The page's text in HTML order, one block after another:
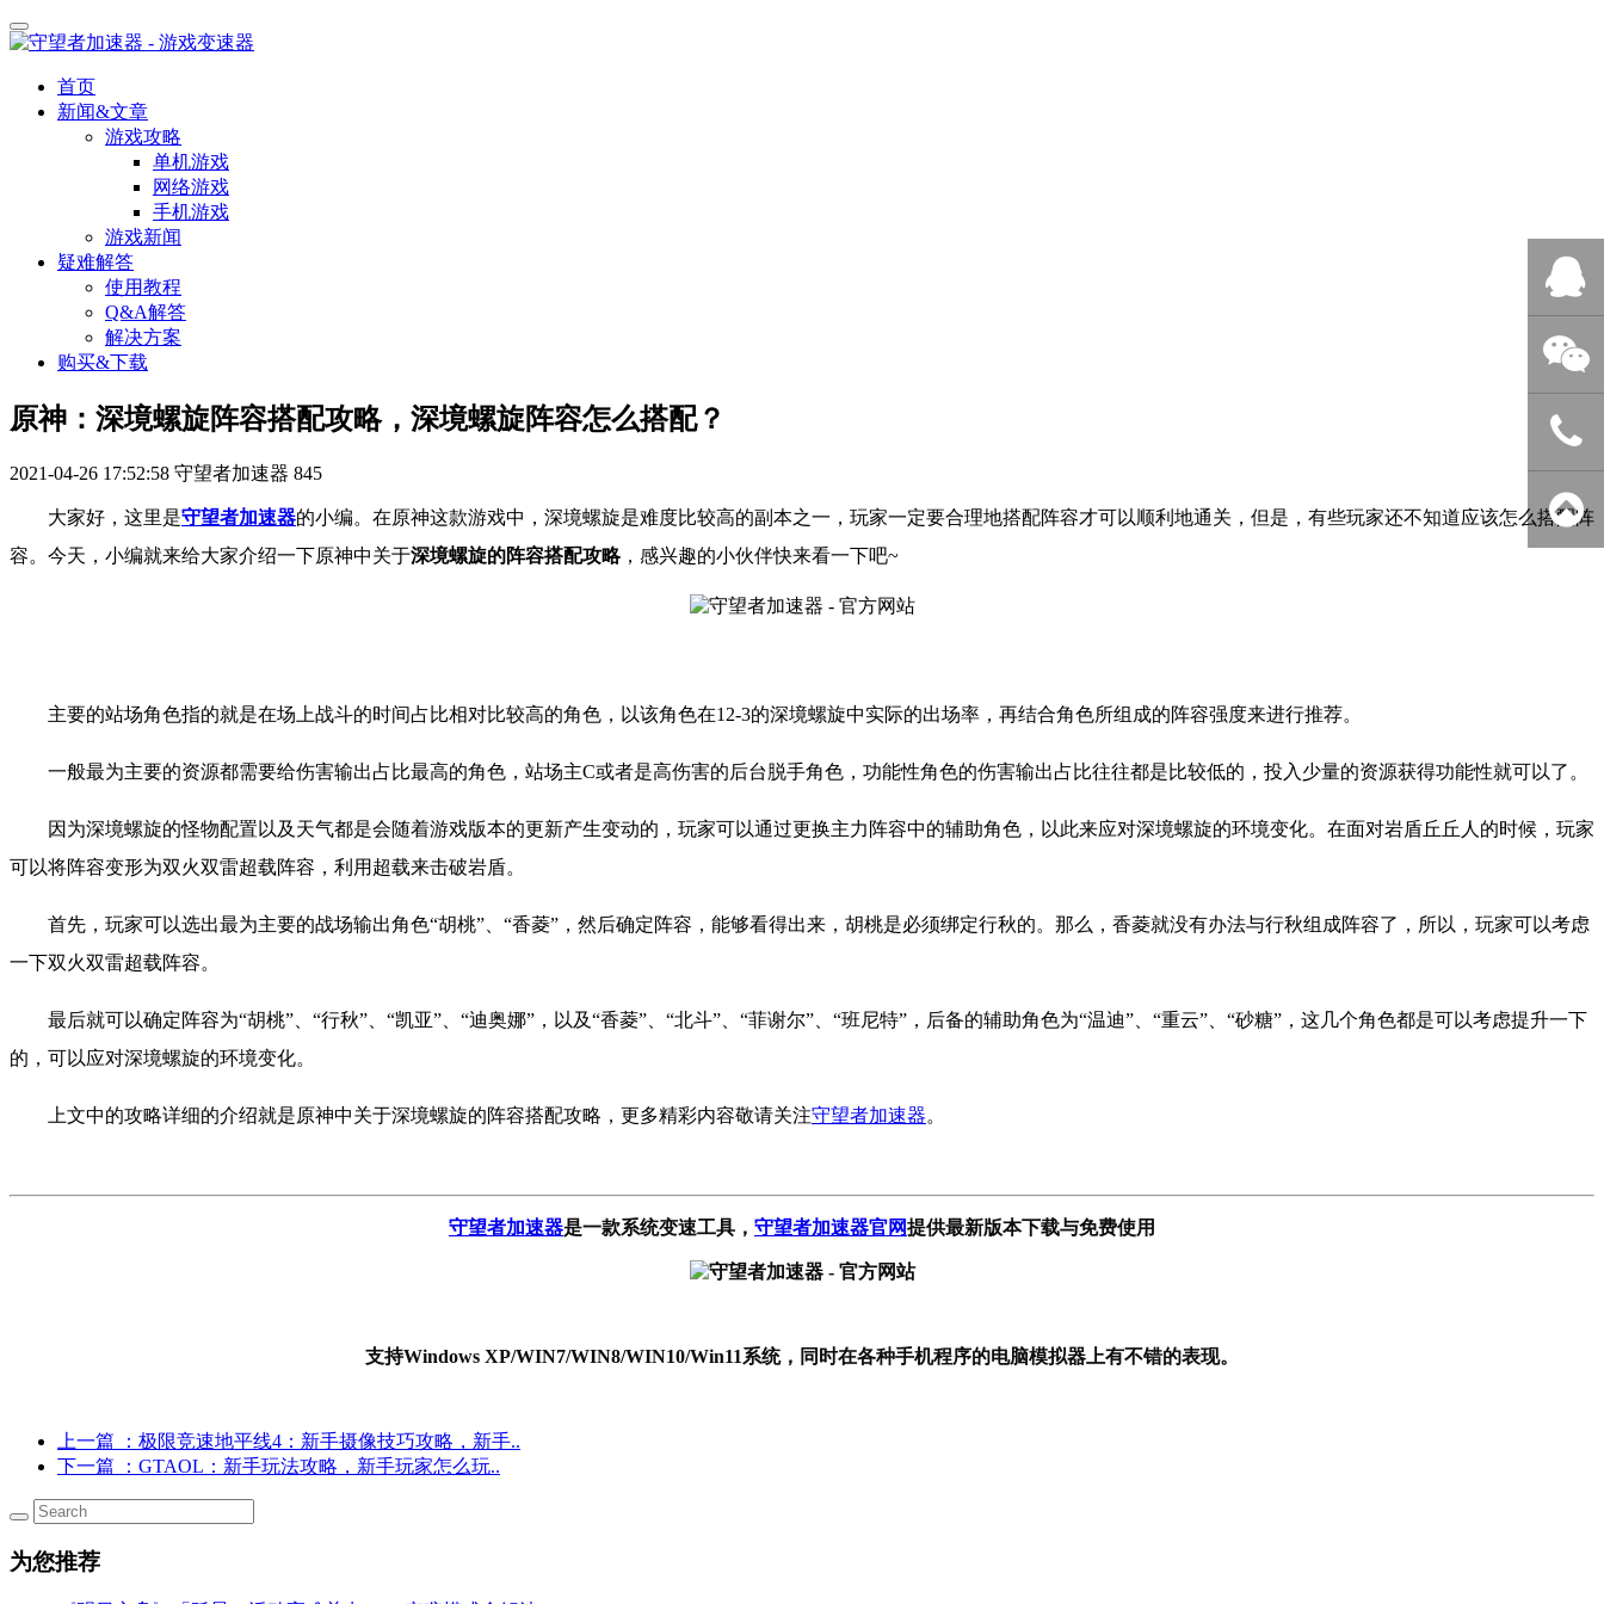
首页
新闻&文章
游戏攻略
单机游戏
网络游戏
手机游戏
游戏新闻
疑难解答
使用教程
Q&A解答
解决方案
购买&下载
原神：深境螺旋阵容搭配攻略，深境螺旋阵容怎么搭配？
2021-04-26 17:52:58 守望者加速器 845
大家好，这里是守望者加速器的小编。 在原神这款游戏中，深境螺旋是难度比较高的副本之一，玩家一定要合理地搭配阵容才可以顺利地通关，但是，有些玩家还不知道应该怎么搭配阵
容。 今天，小编就来给大家介绍一下原神中关于深境螺旋的阵容搭配攻略， 感兴趣的小伙伴快来看一下吧~
主要的站场角色指的就是在场上战斗的时间占比相对比较高的角色，以该角色在12-3的深境螺旋中实际的出场率，再结合角色所组成的阵容强度来进行推荐。
一般最为主要的资源都需要给伤害输出占比最高的角色，站场主C或者是高伤害的后台脱手角色，功能性角色的伤害输出占比往往都是比较低的，投入少量的资源获得功能性就可以了。
因为深境螺旋的怪物配置以及天气都是会随着游戏版本的更新产生变动的，玩家可以通过更换主力阵容中的辅助角色，以此来应对深境螺旋的环境变化。在面对岩盾丘丘人的时候，玩家
可以将阵容变形为双火双雷超载阵容，利用超载来击破岩盾。
首先，玩家可以选出最为主要的战场输出角色“胡桃”、“香菱”，然后确定阵容，能够看得出来，胡桃是必须绑定行秋的。那么，香菱就没有办法与行秋组成阵容了，所以，玩家可以考虑
一下双火双雷超载阵容。
最后就可以确定阵容为“胡桃”、“行秋”、“凯亚”、“迪奥娜”，以及“香菱”、“北斗”、“菲谢尔”、“班尼特”，后备的辅助角色为“温迪”、“重云”、“砂糖”，这几个角色都是可以考虑提升一下
的，可以应对深境螺旋的环境变化。
上文中的攻略详细的介绍就是原神中关于深境螺旋的阵容搭配攻略，更多精彩内容敬请关注守望者加速器。
守望者加速器是一款系统变速工具 ， 守望者加速器官网提供最新版本下载与免费使用
支持Windows XP/WIN7/WIN8/WIN10/Win11系统，同时在各种手机程序的电脑模拟器上有不错的表现。
上一篇
：极限竞速地平线4：新手摄像技巧攻略，新手..
下一篇
：GTAOL：新手玩法攻略，新手玩家怎么玩..
为您推荐
QQ客服
微信客服
400-838-